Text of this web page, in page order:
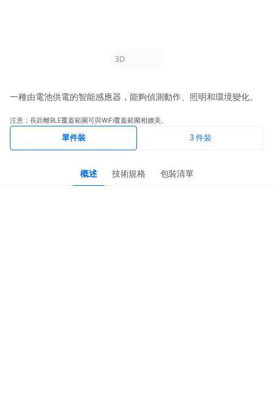
一種由電池供電的智能感應器，能夠偵測動作、照明和環境變化。
注意：長距離BLE覆蓋範圍可與WiFi覆蓋範圍相媲美。
單件裝 3 件裝
概述 技術規格 包裝清單